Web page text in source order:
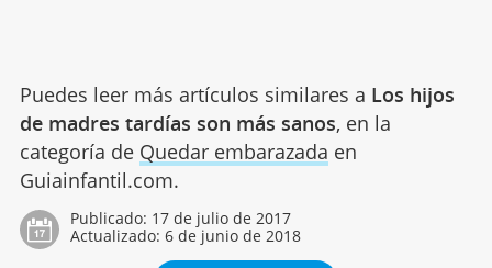
Puedes leer más artículos similares a Los hijos
de madres tardías son más sanos, en la
categoría de Quedar embarazada en
Guiainfantil.com.
Publicado: 17 de julio de 2017
Actualizado: 6 de junio de 2018